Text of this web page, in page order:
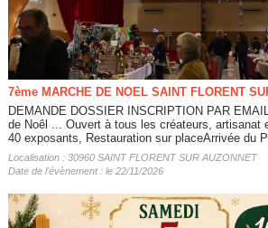
7ème MARCHE DE NOEL SAINT FLORENT
DEMANDE DOSSIER INSCRIPTION PAR
de Noêl ... Ouvert à tous les créateurs, artisanat
40 exposants, Restauration sur placeArrivée du
Localisation : 30960 SAINT FLORENT SUR AUZONNET
Date de l'évènement : le 22/11/2026